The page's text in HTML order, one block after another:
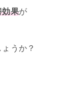
効果が
うか？